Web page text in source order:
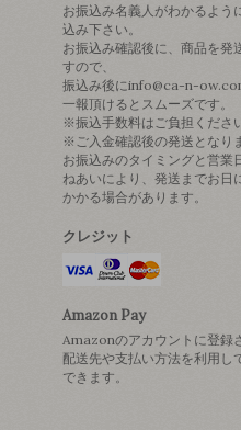
お振込み名義人がわかるよう
込み下さい。
お振込み確認後に、商品を発
すので、
振込み後にinfo@ca-n-
一報頂けるとスムーズです。
※振込手数料はご負担くださ
※ご入金確認後の発送となり
お振込みのタイミングと営業
ねあいにより、発送までお日
かかる場合があります。
クレジット
Amazon Pay
Amazonのアカウントに登録
配送先や支払い方法を利用し
できます。